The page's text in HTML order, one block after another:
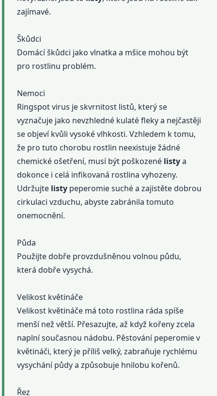
zajímavé.
Škůdci
Domácí škůdci jako vlnatka a mšice mohou být
pro rostlinu problém.
Nemoci
Ringspot virus je skvrnitost listů, který se
vyznačuje jako nevzhledné kulaté fleky a nejčastěji
se objeví kvůli vysoké vlhkosti. Vzhledem k tomu,
že pro tuto chorobu rostlin neexistuje žádné
chemické ošetření, musí být poškozené listya
dokonce i celá infikovaná rostlina vyhozeny.
Udržujte listy peperomie suché a zajistěte dobrou
cirkulaci vzduchu, abyste zabránila tomuto
onemocnění.
Půda
Použijte dobře provzdušněnou volnou půdu,
která dobře vysychá.
Velikost květináče
Velikost květináče má toto rostlina ráda spíše
menší než větší. Přesazujte, až když kořeny zcela
naplní současnou nádobu. Pěstování peperomie v
květináči, který je příliš velký, zabraňuje rychlému
vysychání půdy a způsobuje hnilobu kořenů.
Řez